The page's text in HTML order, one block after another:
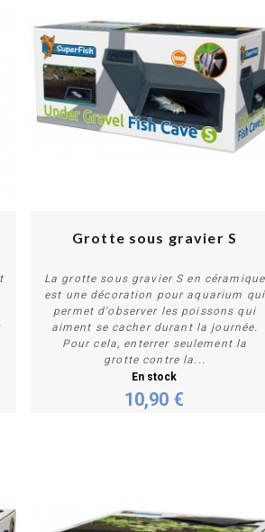
Acheter
Grotte sous gravier S
La grotte sous gravier S en céramique
est une décoration pour aquarium qui
permet d'observer les poissons qui
aiment se cacher durant la journée.
Pour cela, enterrer seulement la
grotte contre la...
En stock
10,90 €